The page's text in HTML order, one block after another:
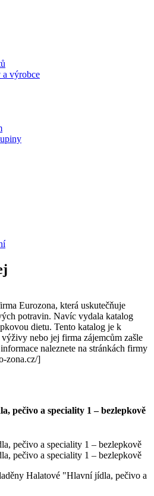
a výrobce
Eurozona, která uskutečňuje
potravin. Navíc vydala katalog
dietu. Tento katalog je k
nebo jej firma zájemcům zašle
naleznete na stránkách firmy
zona.cz/]
pečivo a speciality 1 – bezlepkově
Halatové "Hlavní jídla, pečivo a